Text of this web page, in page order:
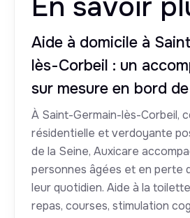
Aide à domicile à
lès-Corbeil : un
sur mesure en bord
À Saint-Germain-lès-Corbeil,
résidentielle et verdoyante
de la Seine, Auxicare
personnes âgées et en perte
leur quotidien. Aide à la
repas, courses, stimulation